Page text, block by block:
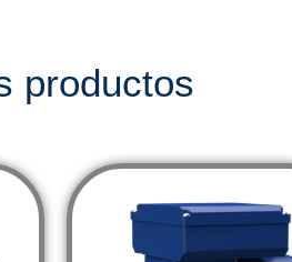
productos